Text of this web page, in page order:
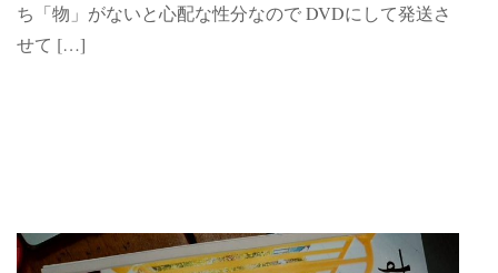
ち「物」がないと心配な性分なので DVDにして発送さ
せて […]